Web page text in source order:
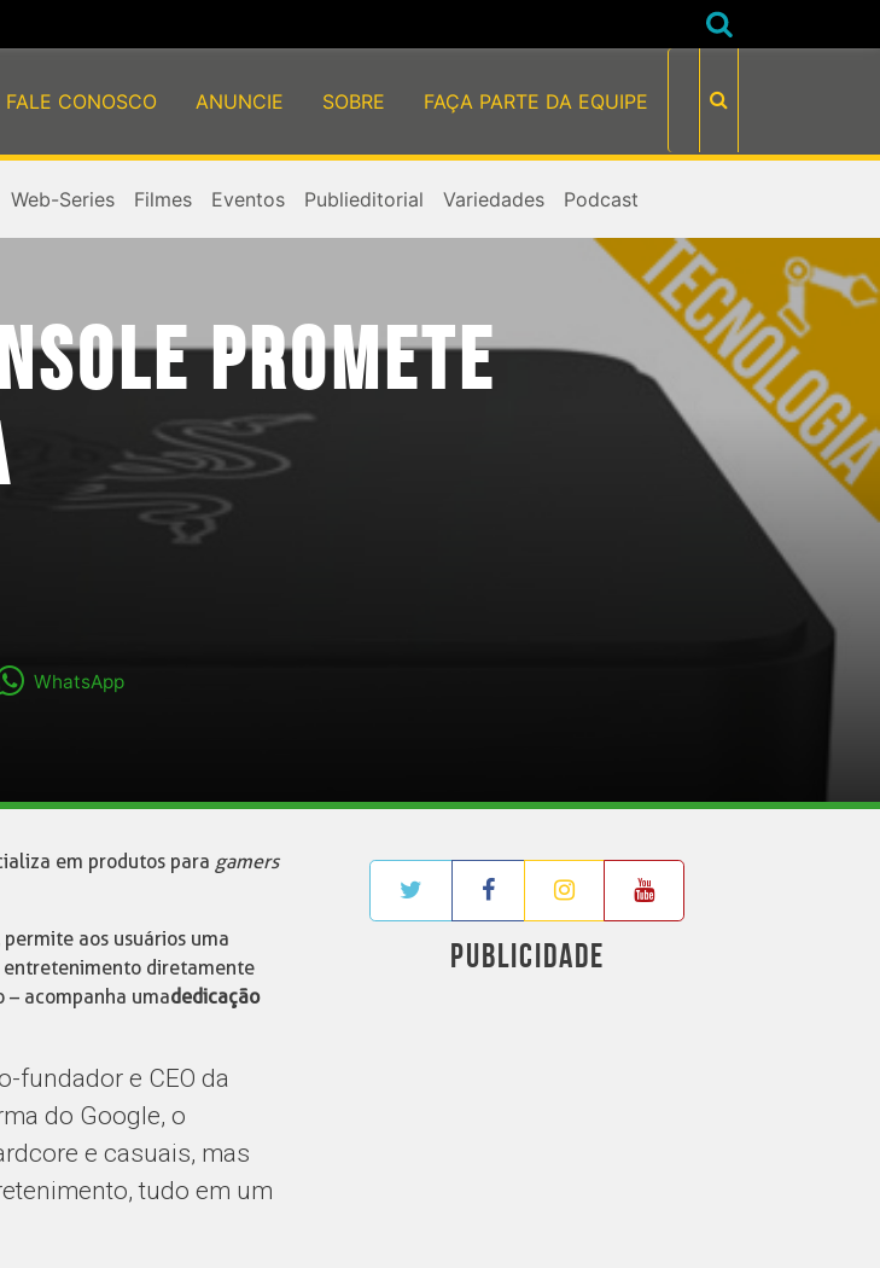
FALE CONOSCO ANUNCIE SOBRE FAÇA PARTE DA EQUIPE
Web-Series Filmes Eventos Publieditorial Variedades Podcast
PROMETE
WhatsApp
em produtos para gamers
permite aos usuários uma
entretenimento diretamente
– acompanha umadedicação
fundador e CEO da
do Google, o
e casuais, mas
tudo em um
PUBLICIDADE